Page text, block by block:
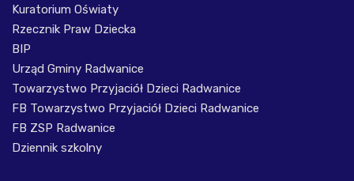
Kuratorium Oświaty
Rzecznik Praw Dziecka
BIP
Urząd Gminy Radwanice
Towarzystwo Przyjaciół Dzieci Radwanice
FB Towarzystwo Przyjaciół Dzieci Radwanice
FB ZSP Radwanice
Dziennik szkolny